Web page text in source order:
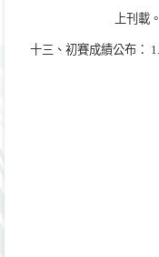
上刊載。
十三、初賽成績公布： 1.